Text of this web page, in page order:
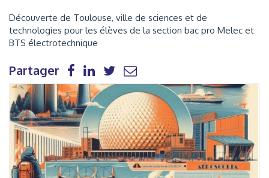
Découverte de Toulouse, ville de sciences et de
technologies pour les élèves de la section bac pro Melec et
BTS électrotechnique
Partager